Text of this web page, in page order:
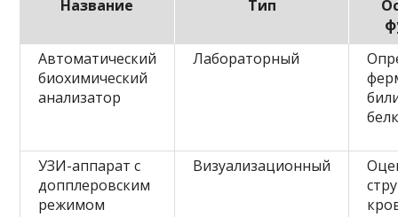
Название Тип
Автоматический
биохимический
анализатор
Лабораторный
УЗИ-аппарат с
допплеровским
режимом
Визуализационный